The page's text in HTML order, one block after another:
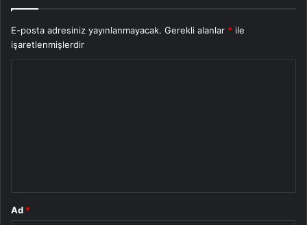
E-posta adresiniz yayınlanmayacak. Gerekli alanlar * ile
işaretlenmişlerdir
Ad *